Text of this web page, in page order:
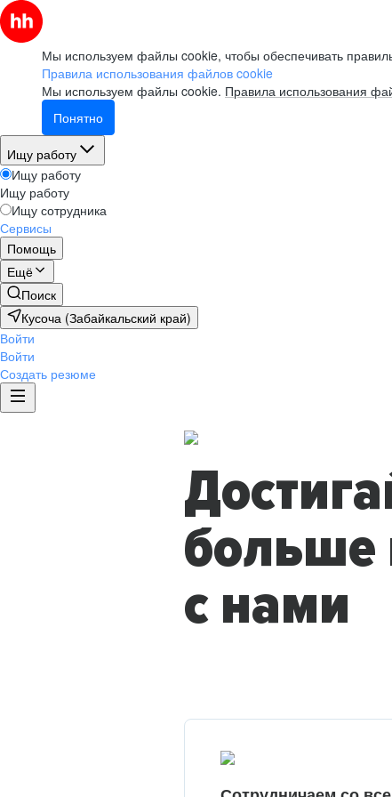
Мы используем файлы cookie, чтобы обеспечивать
Правила использования файлов cookie
Мы используем файлы cookie. Правила использования
Понятно
Ищу работу
Ищу работу
Ищу работу
Ищу сотрудника
Сервисы
Помощь
Ещё
Поиск
Кусоча (Забайкальский край)
Войти
Войти
Создать резюме
больше
с нами